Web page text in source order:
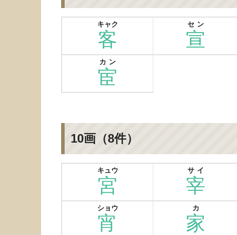
客
キャク
宣
セン
宦
カン
10画（8件）
宮
キュウ
宰
サイ
宵
ショウ
家
カ